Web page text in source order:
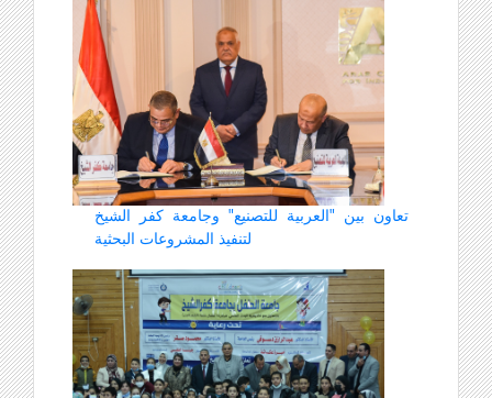
تعاون بين "العربية للتصنيع" وجامعة كفر الشيخ
لتنفيذ المشروعات البحثية